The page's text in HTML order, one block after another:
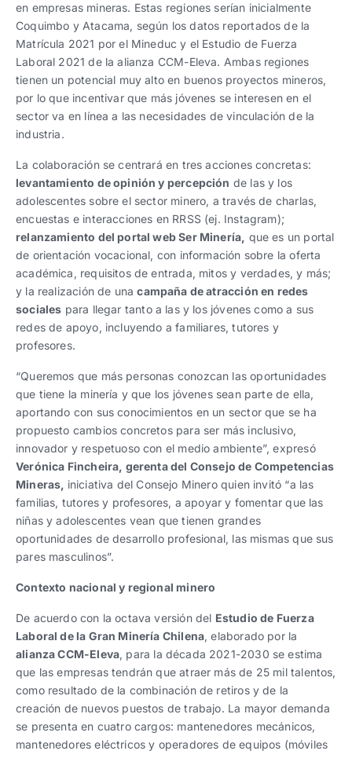
en empresas mineras. Estas regiones serían inicialmente
Coquimbo y Atacama, según los datos reportados de la
Matrícula 2021 por el Mineduc y el Estudio de Fuerza
Laboral 2021 de la alianza CCM-Eleva. Ambas regiones
tienen un potencial muy alto en buenos proyectos mineros,
por lo que incentivar que más jóvenes se interesen en el
sector va en línea a las necesidades de vinculación de la
industria.
La colaboración se centrará en tres acciones concretas:
levantamiento de opinión y percepción de las y los
adolescentes sobre el sector minero, a través de charlas,
encuestas e interacciones en RRSS (ej. Instagram);
relanzamiento del portal web Ser Minería, que es un portal
de orientación vocacional, con información sobre la oferta
académica, requisitos de entrada, mitos y verdades, y más;
y la realización de unacampaña de atracción en redes
sociales para llegar tanto a las y los jóvenes como a sus
redes de apoyo, incluyendo a familiares, tutores y
profesores.
“Queremos que más personas conozcan las oportunidades
que tiene la minería y que los jóvenes sean parte de ella,
aportando con sus conocimientos en un sector que se ha
propuesto cambios concretos para ser más inclusivo,
innovador y respetuoso con el medio ambiente”, expresó
Verónica Fincheira, gerenta del Consejo de Competencias
Mineras, iniciativa del Consejo Minero quien invitó “a las
familias, tutores y profesores, a apoyar y fomentar que las
niñas y adolescentes vean que tienen grandes
oportunidades de desarrollo profesional, las mismas que sus
pares masculinos”.
Contexto nacional y regional minero
De acuerdo con la octava versión del Estudio de Fuerza
Laboral de la Gran Minería Chilena, elaborado por la
alianza CCM-Eleva, para la década 2021-2030 se estima
que las empresas tendrán que atraer más de 25 mil talentos,
como resultado de la combinación de retiros y de la
creación de nuevos puestos de trabajo. La mayor demanda
se presenta en cuatro cargos: mantenedores mecánicos,
mantenedores eléctricos y operadores de equipos (móviles